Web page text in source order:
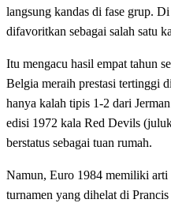
langsung kandas di fase grup.
difavoritkan sebagai salah satu
Itu mengacu hasil empat tahun
Belgia meraih prestasi tertinggi
hanya kalah tipis 1-2 dari
edisi 1972 kala Red Devils
berstatus sebagai tuan rumah.
Namun, Euro 1984 memiliki
turnamen yang dihelat di